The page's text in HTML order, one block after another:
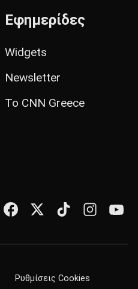
Εφημερίδες
Widgets
Newsletter
Το CNN Greece
Ρυθμίσεις Cookies